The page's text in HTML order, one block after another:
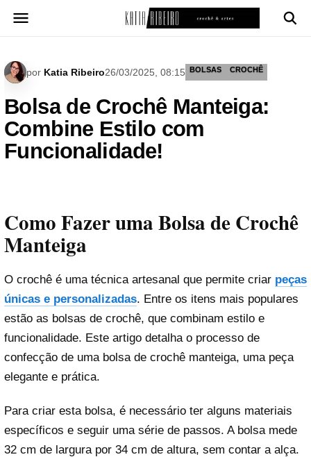
para
por Katia Ribeiro26/03/2025, 08:15 BOLSAS CROCHÊ
Bolsa de Crochê Manteiga:
Combine Estilo com
Funcionalidade!
Como Fazer uma Bolsa de Crochê
Manteiga
O crochê é uma técnica artesanal que permite criar peças
únicas e personalizadas. Entre os itens mais populares
estão as bolsas de crochê, que combinam estilo e
funcionalidade. Este artigo detalha o processo de
confecção de uma bolsa de crochê manteiga, uma peça
elegante e prática.
Para criar esta bolsa, é necessário ter alguns materiais
específicos e seguir uma série de passos. A bolsa mede
32 cm de largura por 34 cm de altura, sem contar a alça.